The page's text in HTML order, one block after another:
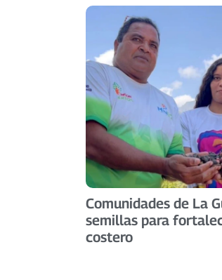
Comunidades de La
semillas para
costero